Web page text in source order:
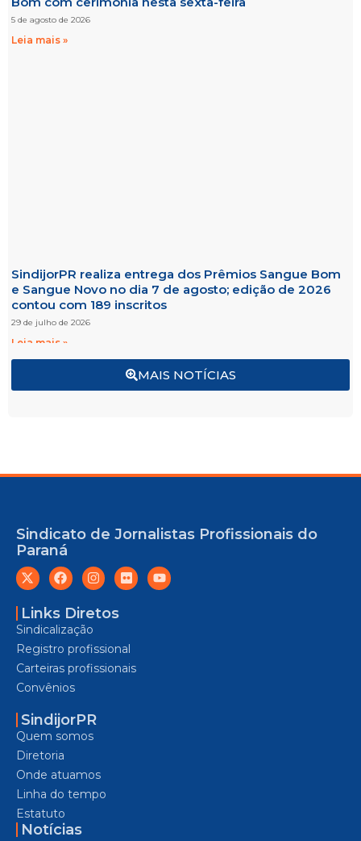
MAIS NOTÍCIAS
5 de agosto de 2026
Leia mais »
SindijorPR realiza entrega dos Prêmios Sangue Bom
e Sangue Novo no dia 7 de agosto; edição de 2026
contou com 189 inscritos
29 de julho de 2026
Leia mais »
Sindicato de Jornalistas Profissionais do
Paraná
Links Diretos
Sindicalização
Registro profissional
Carteiras profissionais
Convênios
SindijorPR
Quem somos
Diretoria
Onde atuamos
Linha do tempo
Estatuto
Notícias